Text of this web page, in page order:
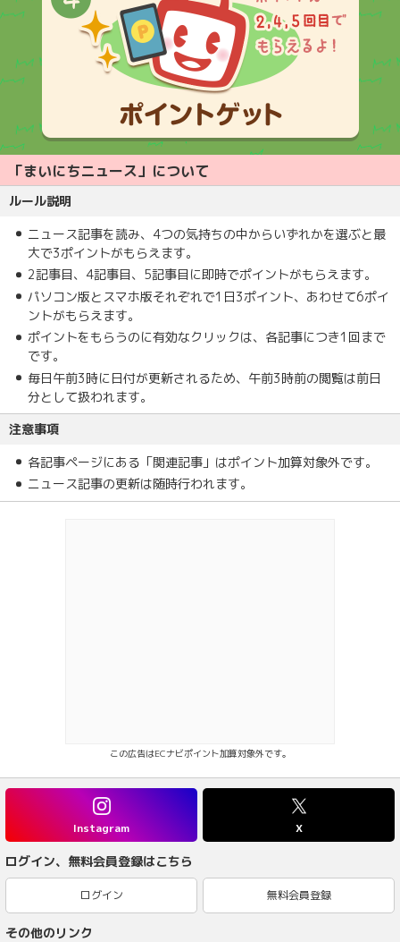
「まいにちニュース」について
ルール説明
ニュース記事を読み、4つの気持ちの中からいずれかを選ぶと最
大で3ポイントがもらえます。
2記事目、4記事目、5記事目に即時でポイントがもらえます。
パソコン版とスマホ版それぞれで1日3ポイント、あわせて6ポイ
ントがもらえます。
ポイントをもらうのに有効なクリックは、各記事につき1回まで
です。
毎日午前3時に日付が更新されるため、午前3時前の閲覧は前日
分として扱われます。
注意事項
各記事ページにある「関連記事」はポイント加算対象外です。
ニュース記事の更新は随時行われます。
この広告はECナビポイント加算対象外です。
Instagram X
ログイン、無料会員登録はこちら
ログイン 無料会員登録
その他のリンク